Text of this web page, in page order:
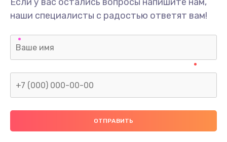
наши специалисты с радостью ответят вам!